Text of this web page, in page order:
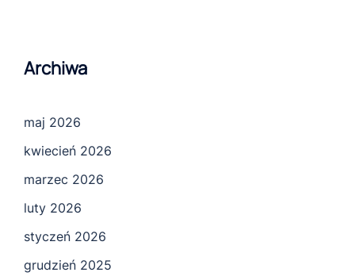
Archiwa
maj 2026
kwiecień 2026
marzec 2026
luty 2026
styczeń 2026
grudzień 2025